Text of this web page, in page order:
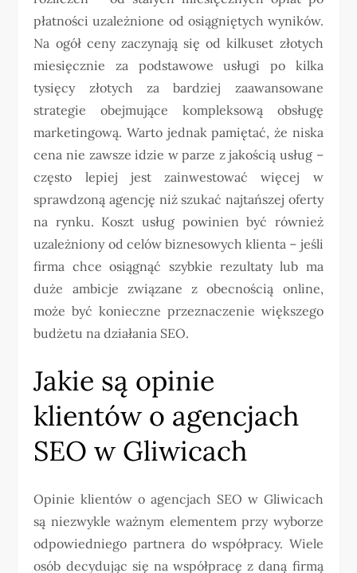
płatności uzależnione od osiągniętych wyników.
Na ogół ceny zaczynają się od kilkuset złotych
miesięcznie za podstawowe usługi po kilka
tysięcy złotych za bardziej zaawansowane
strategie obejmujące kompleksową obsługę
marketingową. Warto jednak pamiętać, że niska
cena nie zawsze idzie w parze z jakością usług –
często lepiej jest zainwestować więcej w
sprawdzoną agencję niż szukać najtańszej oferty
na rynku. Koszt usług powinien być również
uzależniony od celów biznesowych klienta – jeśli
firma chce osiągnąć szybkie rezultaty lub ma
duże ambicje związane z obecnością online,
może być konieczne przeznaczenie większego
budżetu na działania SEO.
Jakie są opinie
klientów o agencjach
SEO w Gliwicach
Opinie klientów o agencjach SEO w Gliwicach
są niezwykle ważnym elementem przy wyborze
odpowiedniego partnera do współpracy. Wiele
osób decydując się na współpracę z daną firmą